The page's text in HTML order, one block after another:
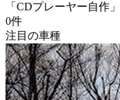
「CDプレーヤー自作
0件
注目の車種